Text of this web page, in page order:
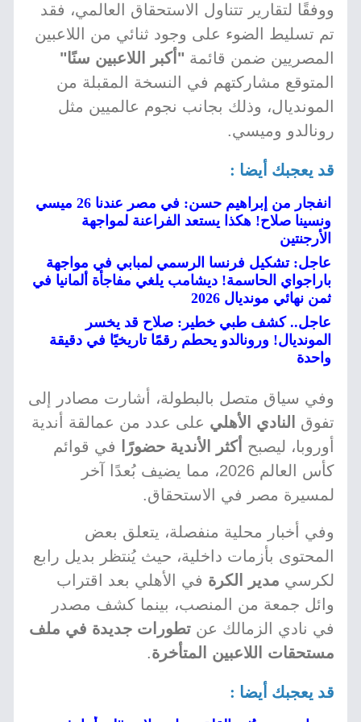
ووفقًا لتقارير تتناول الاستحقاق العالمي، فقد
تم تسليط الضوء على وجود ثنائي من اللاعبين
المصريين ضمن قائمة "أكبر اللاعبين سنًا"
المتوقع مشاركتهم في النسخة المقبلة من
المونديال، وذلك بجانب نجوم عالميين مثل
رونالدو وميسي.
قد يعجبك أيضا :
انفجار من إبراهيم حسن: في مصر عندنا 26 ميسي
ونسينا صلاح! هكذا يستعد الفراعنة لمواجهة
الأرجنتين
عاجل: تشكيل فرنسا الرسمي لمبابي في مواجهة
باراجواي الحاسمة! ديشامب يلغي مفاجأة ألمانيا في
ثمن نهائي مونديال 2026
عاجل.. كشف طبي خطير: صلاح قد يخسر
المونديال! ورونالدو يحطم رقمًا تاريخيًا في دقيقة
واحدة
وفي سياق متصل بالبطولة، أشارت مصادر إلى
تفوق
النادي الأهلي على عدد من عمالقة أندية
أوروبا، ليصبح أكثر الأندية حضورًا
في قوائم
كأس العالم 2026، مما يضيف بُعدًا آخر
لمسيرة مصر في الاستحقاق.
وفي أخبار محلية منفصلة، يتعلق بعض
المحتوى بأزمات داخلية، حيث يُنتظر بديل رابع
لكرسي مدير الكرة في الأهلي بعد اقتراب
وائل جمعة من المنصب، بينما كشف مصدر
في نادي الزمالك عن تطورات جديدة في ملف
مستحقات اللاعبين المتأخرة.
قد يعجبك أيضا :